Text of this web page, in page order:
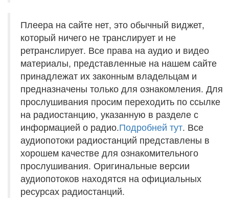
Плеера на сайте нет, это обычный виджет,
который ничего не транслирует и не
ретранслирует. Все права на аудио и видео
материалы, представленные на нашем сайте
принадлежат их законным владельцам и
предназначены только для ознакомления. Для
прослушивания просим переходить по ссылке
на радиостанцию, указанную в разделе с
информацией о радио.Подробней тут. Все
аудиопотоки радиостанций представлены в
хорошем качестве для ознакомительного
прослушивания. Оригинальные версии
аудиопотоков находятся на официальных
ресурсах радиостанций.